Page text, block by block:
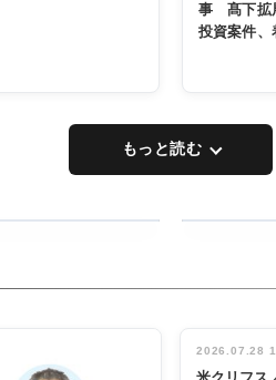
事 髙下拡
投資案件、
もっと読む
念祝う
関係者ら
2026.07.28